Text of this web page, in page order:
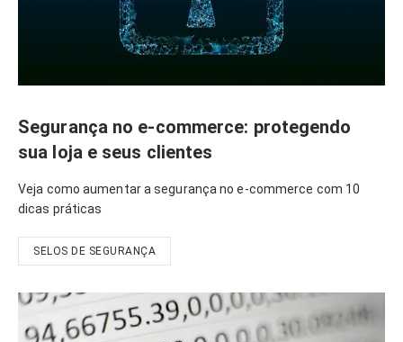
Segurança no e-commerce: protegendo
sua loja e seus clientes
Veja como aumentar a segurança no e-commerce com 10
dicas práticas
SELOS DE SEGURANÇA